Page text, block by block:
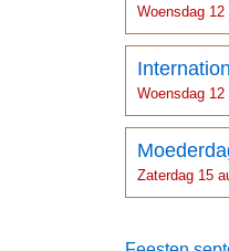
Woensdag 12
Woensdag
Zaterdag 15